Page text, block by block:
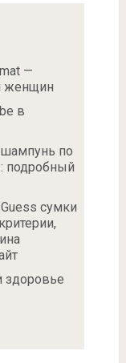
—
женщин
в
шампунь по
подробный
сумки
здоровье